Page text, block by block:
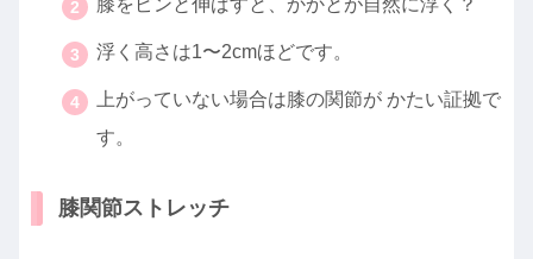
浮く高さは1〜2cmほどです。
上がっていない場合は膝の関節が かたい証拠で
す。
膝関節ストレッチ